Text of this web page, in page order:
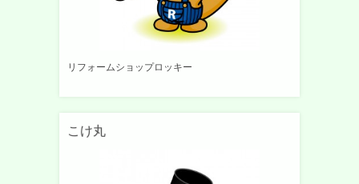
リフォームショップロッキー
こけ丸